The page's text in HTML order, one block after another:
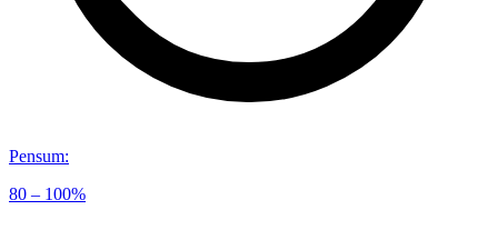
Pensum:
80 – 100%